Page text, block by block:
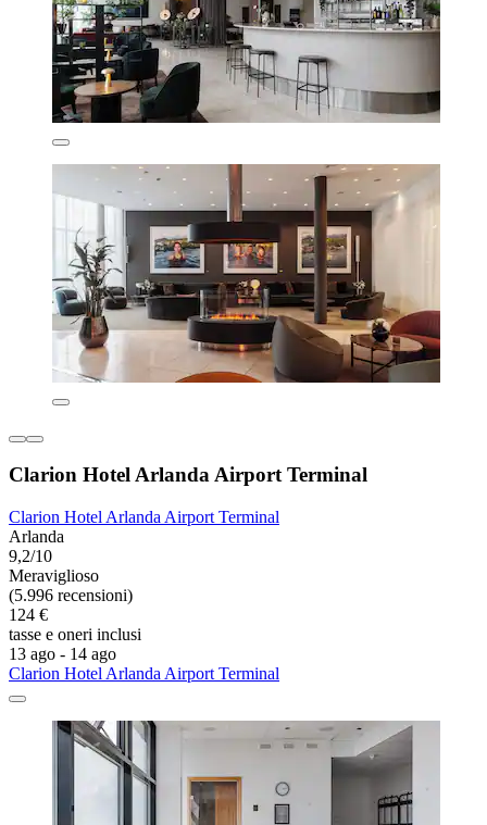
Clarion Hotel Arlanda Airport Terminal
Clarion Hotel Arlanda Airport Terminal
Arlanda
9,2/10
Meraviglioso
(5.996 recensioni)
124 €
tasse e oneri inclusi
13 ago - 14 ago
Clarion Hotel Arlanda Airport Terminal